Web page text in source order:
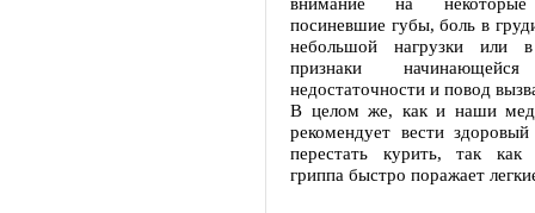
посиневшие губы, боль в
небольшой нагрузки или
признаки начинающейся
недостаточности и повод
В целом же, как и наши
рекомендует вести
перестать курить, так
гриппа быстро поражает